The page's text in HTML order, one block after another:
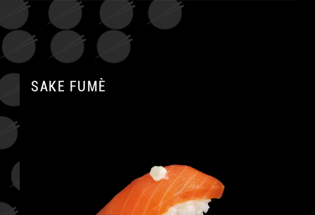
SAKE FUMÈ